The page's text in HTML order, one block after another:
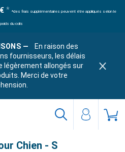
*des frais supplémentaires peuvent être appliqués selon le
poids du colis
—
En raison des
fournisseurs, les délais
légèrement allongés sur
Merci de votre
Chien - S